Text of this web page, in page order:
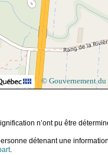
© Gouvernement du
n’ont pu être
détenant une
.